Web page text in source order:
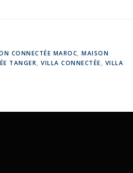
CONNECTÉE MAROC, MAISON
TANGER, VILLA CONNECTÉE, VILLA